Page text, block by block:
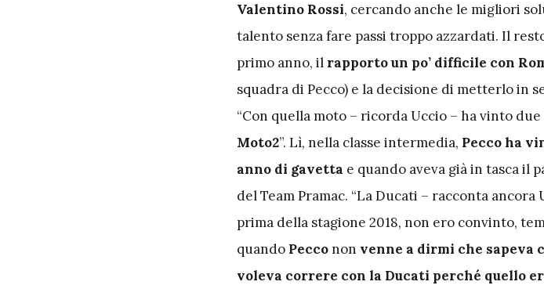
Valentino Rossi, cercando anche le migliori
talento senza fare passi troppo azzardati. Il
primo anno, il rapporto un po’ difficile con
squadra di Pecco) e la decisione di metterlo in
“Con quella moto – ricorda Uccio – ha vinto due
Moto2”. Lì, nella classe intermedia, Pecco ha
anno di gavetta e quando aveva già in tasca il
del Team Pramac. “La Ducati – racconta
prima della stagione 2018, non ero convinto,
quando Pecconon venne a dirmi che sapeva
voleva correre con la Ducati perché quello